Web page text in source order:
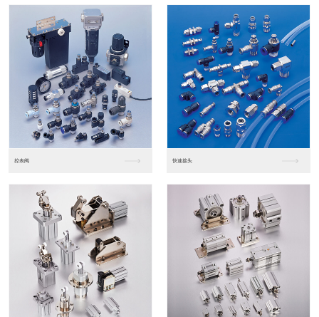
东莞松下PLC 松下人机界面GT07